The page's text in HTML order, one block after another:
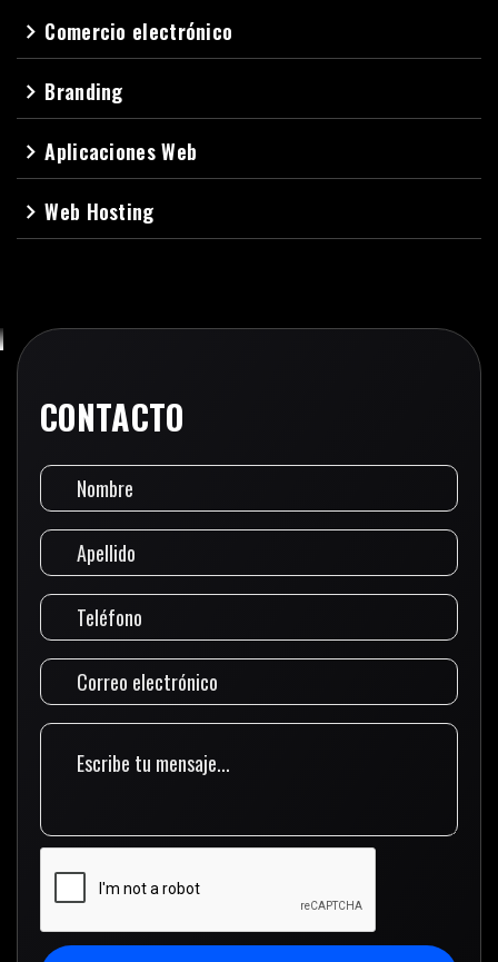
navigate_next Comercio electrónico
navigate_next Branding
navigate_nextAplicaciones Web
navigate_nextWeb Hosting
CONTACTO